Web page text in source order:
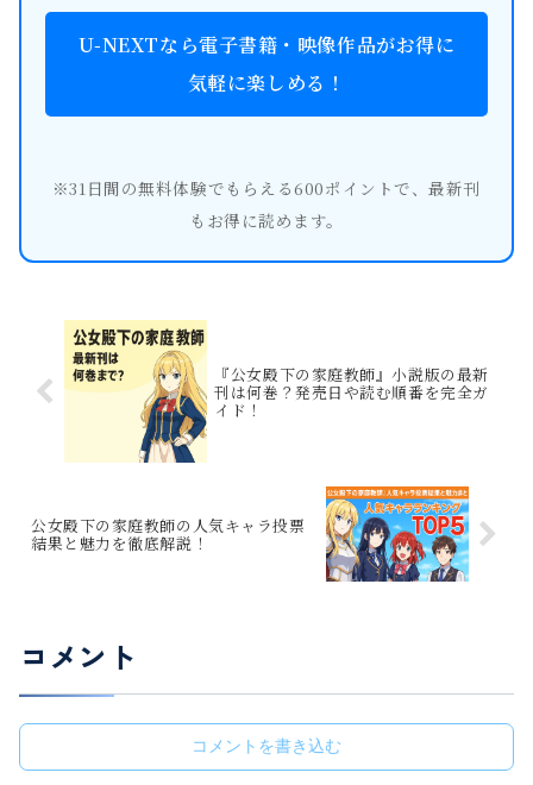
U-NEXTなら電子書籍・映像作品がお得に
気軽に楽しめる！
※31日間の無料体験でもらえる600ポイントで、最新刊
もお得に読めます。
『公女殿下の家庭教師』小説版の最新
刊は何巻？発売日や読む順番を完全ガ
イド！
公女殿下の家庭教師の人気キャラ投票
結果と魅力を徹底解説！
コメント
コメントを書き込む